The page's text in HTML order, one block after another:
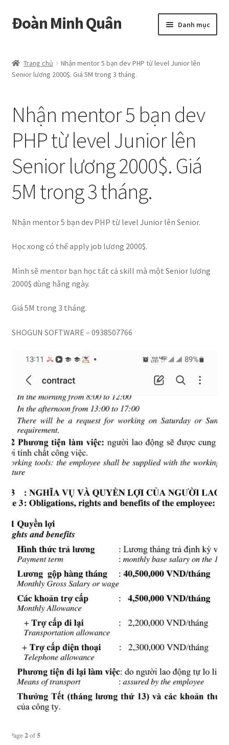
Đi
đến
hướng
Chuyển
đến
dung
Đoàn Minh Quân Danh mục
Curriculum Vitae
Hồ sơ năng lực
Liên hệ
Album
Trang chủ
Nhận mentor 5 bạn dev PHP từ level Junior lên
Senior lương 2000$. Giá 5M trong 3 tháng.
Nhận mentor 5 bạn dev
PHP từ level Junior lên
Senior lương 2000$. Giá
5M trong 3 tháng.
Nhận mentor 5 bạn dev PHP từ level Junior lên Senior.
Học xong có thể apply job lương 2000$.
Mình sẽ mentor bạn học tất cả skill mà một Senior lương
2000$ dùng hằng ngày.
Giá 5M trong 3 tháng.
SHOGUN SOFTWARE – 0938507766